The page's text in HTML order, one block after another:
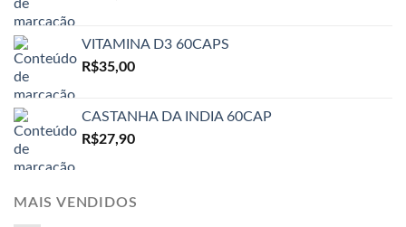
VITAMINA D3 60CAPS
R$35,00
CASTANHA DA INDIA 60CAP
R$27,90
MAIS VENDIDOS